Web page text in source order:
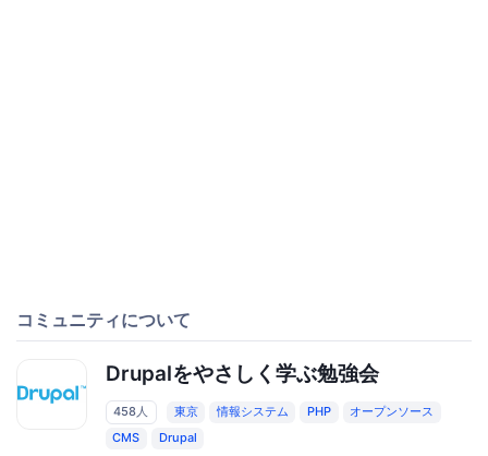
コミュニティについて
Drupalをやさしく学ぶ勉強会
458人 東京 情報システム PHP
オープンソース
CMS
Drupal